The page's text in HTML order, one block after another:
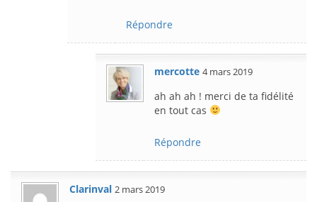
Répondre
mercotte 4 mars 2019
ah ah ah ! merci de ta fidélité
en tout cas
Répondre
Clarinval 2 mars 2019